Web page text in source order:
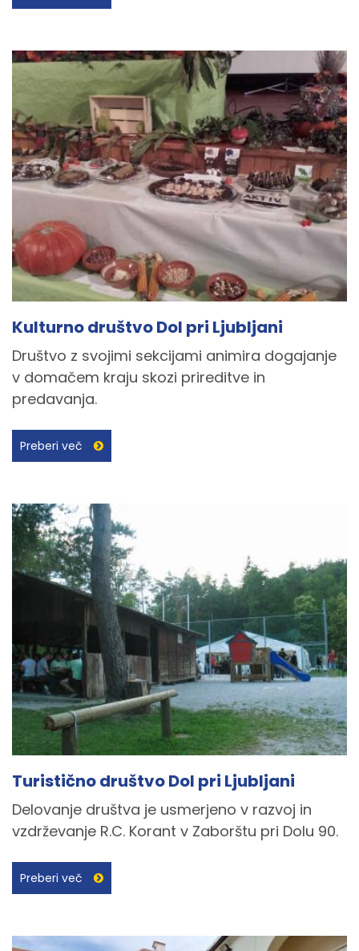
Kulturno društvo Dol pri Ljubljani
Društvo z svojimi sekcijami animira dogajanje
v domačem kraju skozi prireditve in
predavanja.
Preberi več
Turistično društvo Dol pri Ljubljani
Delovanje društva je usmerjeno v razvoj in
vzdrževanje R.C. Korant v Zaborštu pri Dolu 90.
Preberi več